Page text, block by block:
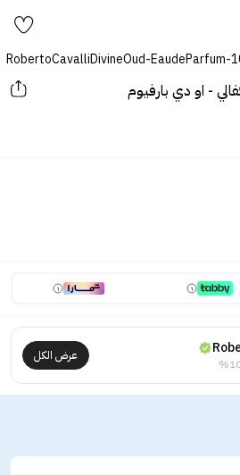
- او دي بارفيوم
عرض الكل